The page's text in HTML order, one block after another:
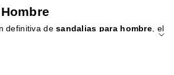
definitiva desandalias para hombre, el
y frescura durante los días más
son la elección perfecta para